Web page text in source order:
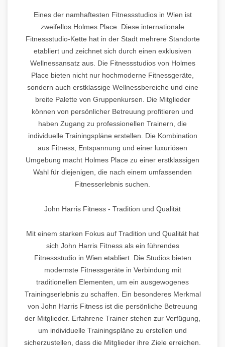
Eines der namhaftesten Fitnessstudios in Wien ist
zweifellos Holmes Place. Diese internationale
Fitnessstudio-Kette hat in der Stadt mehrere Standorte
etabliert und zeichnet sich durch einen exklusiven
Wellnessansatz aus. Die Fitnessstudios von Holmes
Place bieten nicht nur hochmoderne Fitnessgeräte,
sondern auch erstklassige Wellnessbereiche und eine
breite Palette von Gruppenkursen. Die Mitglieder
können von persönlicher Betreuung profitieren und
haben Zugang zu professionellen Trainern, die
individuelle Trainingspläne erstellen. Die Kombination
aus Fitness, Entspannung und einer luxuriösen
Umgebung macht Holmes Place zu einer erstklassigen
Wahl für diejenigen, die nach einem umfassenden
Fitnesserlebnis suchen.
John Harris Fitness - Tradition und Qualität
Mit einem starken Fokus auf Tradition und Qualität hat
sich John Harris Fitness als ein führendes
Fitnessstudio in Wien etabliert. Die Studios bieten
modernste Fitnessgeräte in Verbindung mit
traditionellen Elementen, um ein ausgewogenes
Trainingserlebnis zu schaffen. Ein besonderes Merkmal
von John Harris Fitness ist die persönliche Betreuung
der Mitglieder. Erfahrene Trainer stehen zur Verfügung,
um individuelle Trainingspläne zu erstellen und
sicherzustellen, dass die Mitglieder ihre Ziele erreichen.